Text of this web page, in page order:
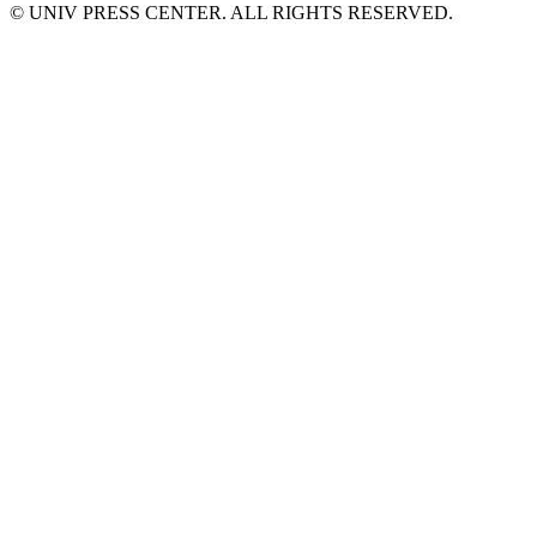
© UNIV PRESS CENTER. ALL RIGHTS RESERVED.